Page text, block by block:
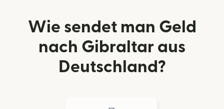
Wie sendet man Geld
nach Gibraltar aus
Deutschland?